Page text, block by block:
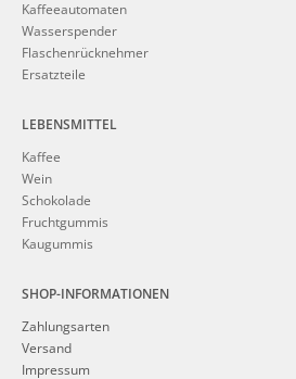
Kaffeeautomaten
Wasserspender
Flaschenrücknehmer
Ersatzteile
LEBENSMITTEL
Kaffee
Wein
Schokolade
Fruchtgummis
Kaugummis
SHOP-INFORMATIONEN
Zahlungsarten
Versand
Impressum